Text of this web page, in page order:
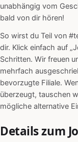
unabhängig vom
bald von dir hören!
So wirst du Teil von
dir. Klick einfach auf
Schritten. Wir freuen
mehrfach
bevorzugte Filiale.
überzeugt, tauschen
mögliche alternative
Details zum